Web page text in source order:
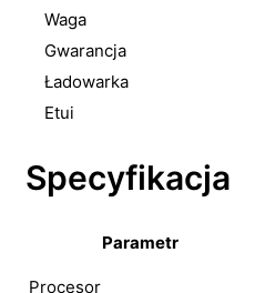
Waga
Gwarancja
Ładowarka
Etui
Specyfikacja
Parametr
Procesor